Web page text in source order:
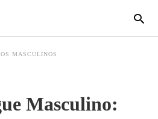
MASCULINOS
Masculino: